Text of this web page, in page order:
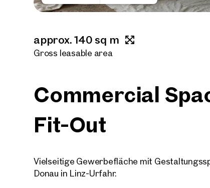
approx. 140 sq m
Gross leasable area
Commercial
Fit-Out
Vielseitige Gewerbefläche mit
Donau in Linz-Urfahr.